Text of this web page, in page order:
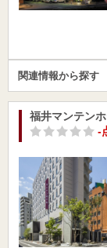
関連情報から探す
福井マンテン
-